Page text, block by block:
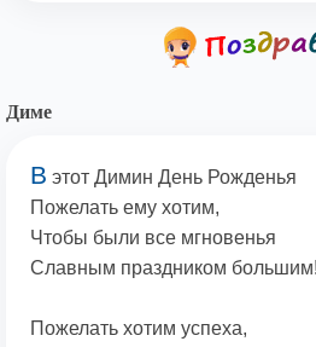
Диме
В этот Димин День Рожденья
Пожелать ему хотим,
Чтобы были все мгновенья
Славным праздником большим!
Пожелать хотим успеха,